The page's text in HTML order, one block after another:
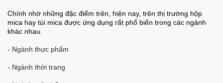
Chính nhờ những đặc điểm trên, hiện nay, trên thị trường hộp
mica hay túi mica được ứng dụng rất phổ biến trong các ngành
khác nhau.
- Ngành thực phẩm
- Ngành thời trang